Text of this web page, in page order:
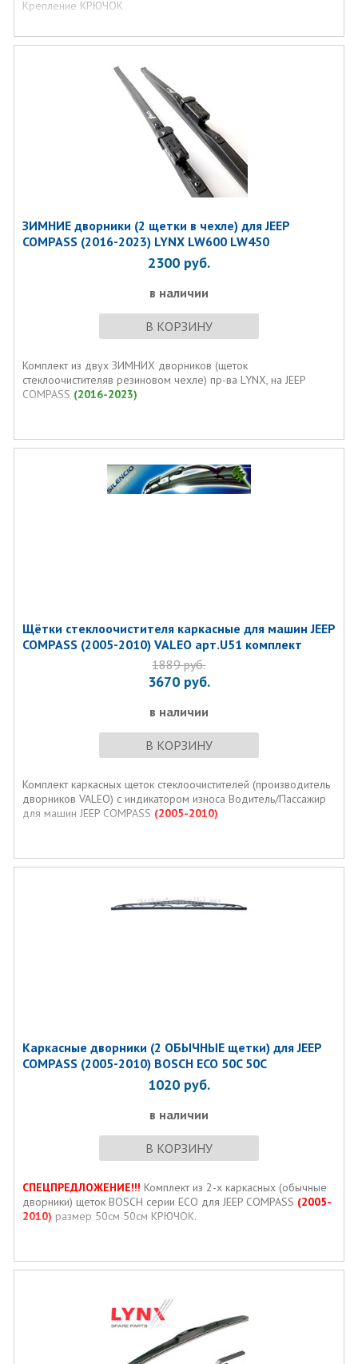
Крепление КРЮЧОК
ЗИМНИЕ дворники (2 щетки в чехле) для JEEP
COMPASS (2016-2023) LYNX LW600 LW450
2300 руб.
в наличии
В КОРЗИНУ
Комплект из двух ЗИМНИХ дворников (щеток
стеклоочистителяв резиновом чехле) пр-ва LYNX, на JEEP
COMPASS (2016-2023)
Щётки стеклоочистителя каркасные для машин JEEP
COMPASS (2005-2010) VALEO арт.U51 комплект
1889руб.
3670 руб.
в наличии
В КОРЗИНУ
Комплект каркасных щеток стеклоочистителей (производитель
дворников VALEO) с индикатором износа Водитель/Пассажир
для машин JEEP COMPASS (2005-2010)
Каркасные дворники (2 ОБЫЧНЫЕ щетки) для JEEP
COMPASS (2005-2010) BOSCH ECO 50C 50C
1020 руб.
в наличии
В КОРЗИНУ
СПЕЦПРЕДЛОЖЕНИЕ!!! Комплект из 2-х каркасных (обычные
дворники) щеток BOSCH серии ECO для JEEP COMPASS (2005-
2010) размер 50см 50см КРЮЧОК.